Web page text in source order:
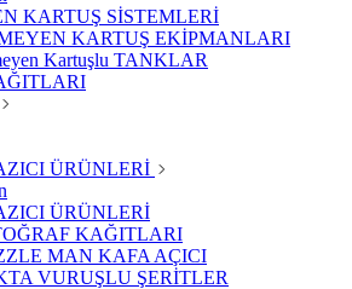
KARTUŞ SİSTEMLERİ
KARTUŞ EKİPMANLARI
Kartuşlu TANKLAR
ÜRÜNLERİ
ÜRÜNLERİ
KAĞITLARI
MAN KAFA AÇICI
VURUŞLU ŞERİTLER